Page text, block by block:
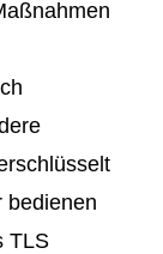
bedienen
TLS